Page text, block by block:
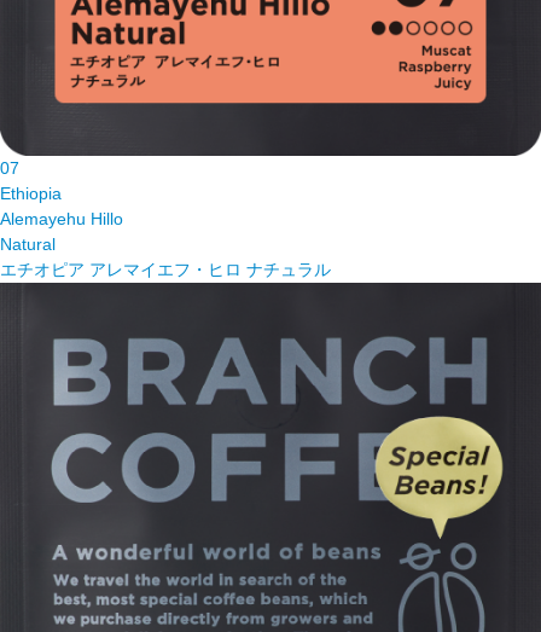
07
Ethiopia
Alemayehu Hillo
Natural
エチオピア アレマイエフ・ヒロ ナチュラル